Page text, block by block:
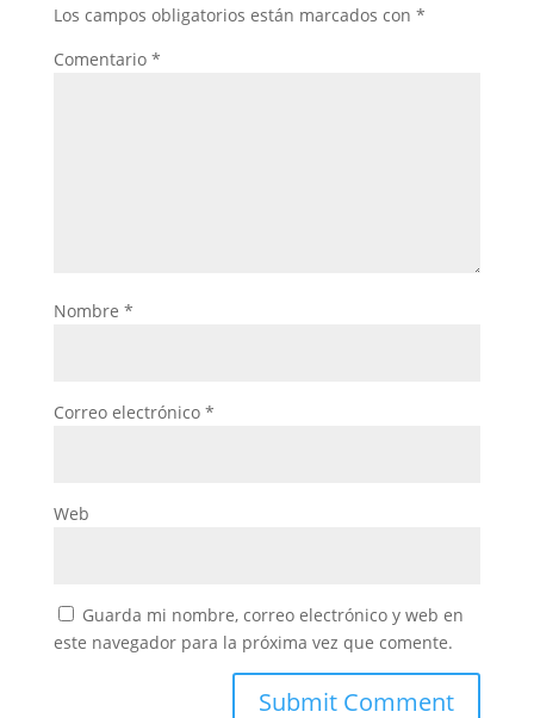
Los campos obligatorios están marcados con *
Comentario *
Nombre *
Correo electrónico *
Web
Guarda mi nombre, correo electrónico y web en
este navegador para la próxima vez que comente.